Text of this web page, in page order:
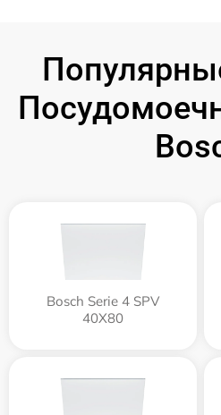
Bosch Serie 4 SPV
40X80